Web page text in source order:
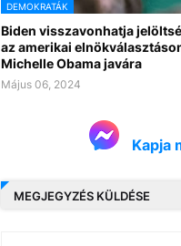
DEMOKRATÁK
Biden visszavonhatja
az amerikai
Michelle Obama javára
Május 06, 2024
Kapja
MEGJEGYZÉS KÜLDÉSE